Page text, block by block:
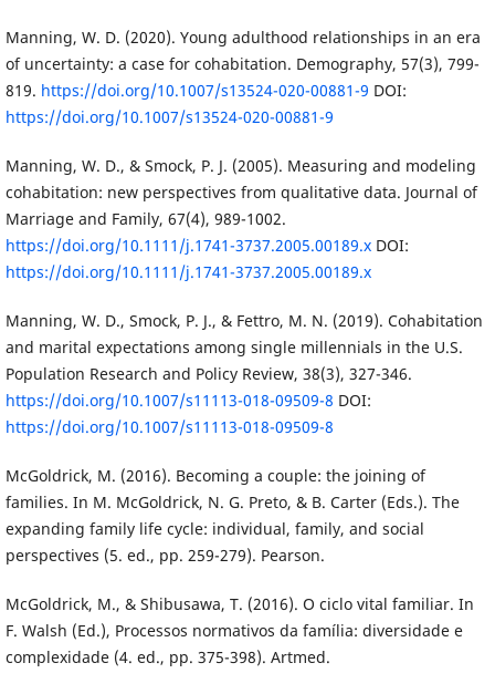
Manning, W. D. (2020). Young adulthood relationships in an era
of uncertainty: a case for cohabitation. Demography, 57(3), 799-
819. https://doi.org/10.1007/s13524-020-00881-9 DOI:
https://doi.org/10.1007/s13524-020-00881-9
Manning, W. D., & Smock, P. J. (2005). Measuring and modeling
cohabitation: new perspectives from qualitative data. Journal of
Marriage and Family, 67(4), 989-1002.
https://doi.org/10.1111/j.1741-3737.2005.00189.xDOI:
https://doi.org/10.1111/j.1741-3737.2005.00189.x
Manning, W. D., Smock, P. J., & Fettro, M. N. (2019). Cohabitation
and marital expectations among single millennials in the U.S.
Population Research and Policy Review, 38(3), 327-346.
https://doi.org/10.1007/s11113-018-09509-8 DOI:
https://doi.org/10.1007/s11113-018-09509-8
McGoldrick, M. (2016). Becoming a couple: the joining of
families. In M. McGoldrick, N. G. Preto, & B. Carter (Eds.). The
expanding family life cycle: individual, family, and social
perspectives (5. ed., pp. 259-279). Pearson.
McGoldrick, M., & Shibusawa, T. (2016). O ciclo vital familiar. In
F. Walsh (Ed.), Processos normativos da família: diversidade e
complexidade (4. ed., pp. 375-398). Artmed.